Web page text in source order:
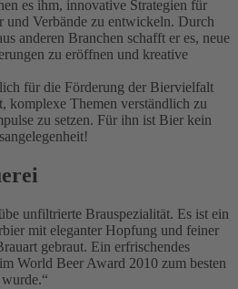
es ihm, innovative Strategien für
und Verbände zu entwickeln. Durch
anderen Branchen schafft er es, neue
zu eröffnen und kreative
für die Förderung der Biervielfalt
komplexe Themen verständlich zu
zu setzen. Für ihn ist Bier kein
unfiltrierte Brauspezialität. Es ist ein
mit eleganter Hopfung und feiner
gebraut. Ein erfrischendes
World Beer Award 2010 zum besten